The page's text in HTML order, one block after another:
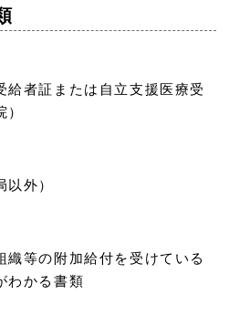
給者証または自立支援医療受
外）
織等の附加給付を受けている
わかる書類